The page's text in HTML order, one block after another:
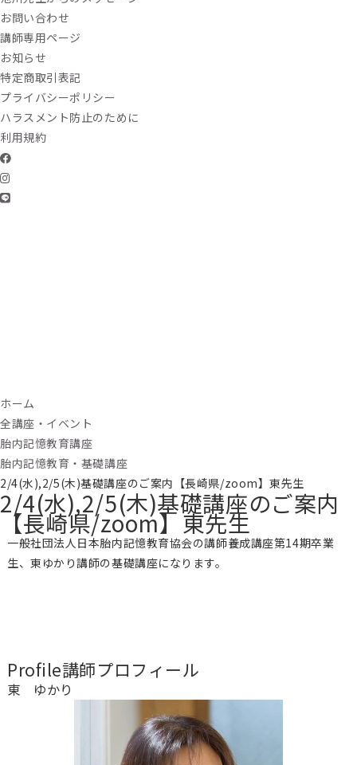
お問い合わせ
講師専用ページ
お知らせ
特定商取引表記
プライバシーポリシー
ハラスメント防止のために
利用規約
ホーム
全講座・イベント
胎内記憶教育講座
胎内記憶教育・基礎講座
2/4(水),2/5(木)基礎講座のご案内【長崎県/zoom】東先生
2/4(水),2/5(木)基礎講座のご案内
【長崎県/zoom】東先生
一般社団法人日本胎内記憶教育協会の講師養成講座第14期卒業
生、東ゆかり講師の基礎講座になります。
Profile講師プロフィール
東 ゆかり